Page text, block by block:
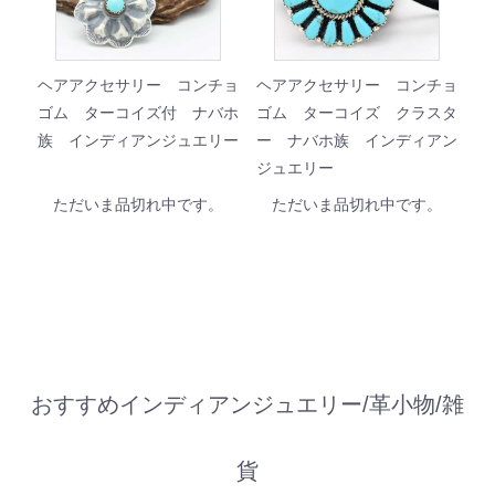
ヘアアクセサリー コンチョ
ゴム ターコイズ付 ナバホ
族 インディアンジュエリー
ただいま品切れ中です。
ヘアアクセサリー コンチョ
ゴム ターコイズ クラスタ
ー ナバホ族 インディアン
ジュエリー
ただいま品切れ中です。
おすすめインディアンジュエリー/革小物/雑
貨